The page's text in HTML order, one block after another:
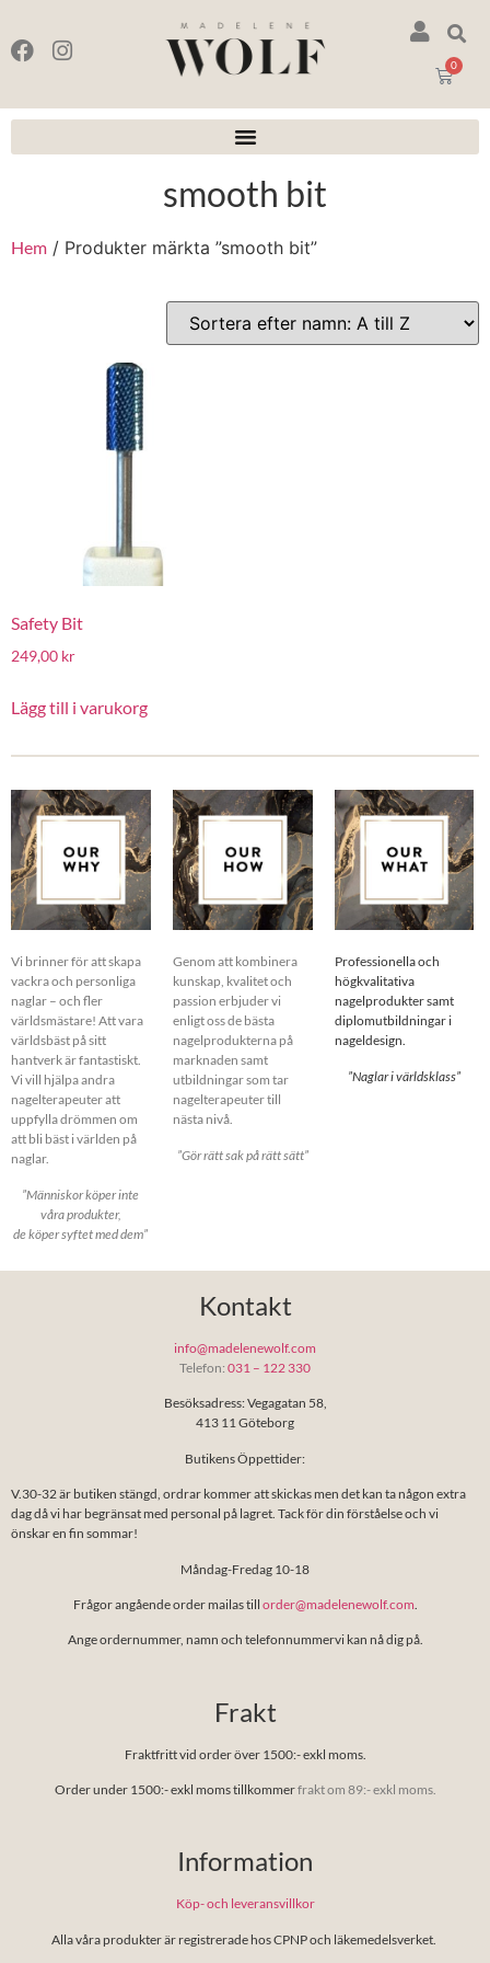
0
smooth bit
Hem / Produkter märkta ”smooth bit”
Safety Bit
249,00 kr
Lägg till i varukorg
Vi brinner för att skapa
vackra och personliga
naglar – och fler
världsmästare! Att vara
världsbäst på sitt
hantverk är fantastiskt.
Vi vill hjälpa andra
nagelterapeuter att
uppfylla drömmen om
att bli bäst i världen på
naglar.
”Människor köper inte
våra produkter,
de köper syftet med dem”
Genom att kombinera
kunskap, kvalitet och
passion erbjuder vi
enligt oss de bästa
nagelprodukterna på
marknaden samt
utbildningar som tar
nagelterapeuter till
nästa nivå.
”Gör rätt sak på rätt sätt”
Professionella och
högkvalitativa
nagelprodukter samt
diplomutbildningar i
nageldesign.
”Naglar i världsklass”
Kontakt
info@madelenewolf.com
Telefon: 031 – 122 330
Besöksadress: Vegagatan 58,
413 11 Göteborg
Butikens Öppettider:
V.30-32 är butiken stängd, ordrar kommer att skickas men det kan ta någon extra
dag då vi har begränsat med personal på lagret. Tack för din förståelse och vi
önskar en fin sommar!
Måndag-Fredag 10-18
Frågor angående order mailas till order@madelenewolf.com
Ange ordernummer, namn och telefonnummervi kan nå dig på.
Frakt
Fraktfritt vid order över 1500:- exkl moms.
Order under 1500:- exkl moms tillkommerfrakt om 89:- exkl moms.
Information
Köp- och leveransvillkor
Alla våra produkter är registrerade hos CPNP och läkemedelsverket.